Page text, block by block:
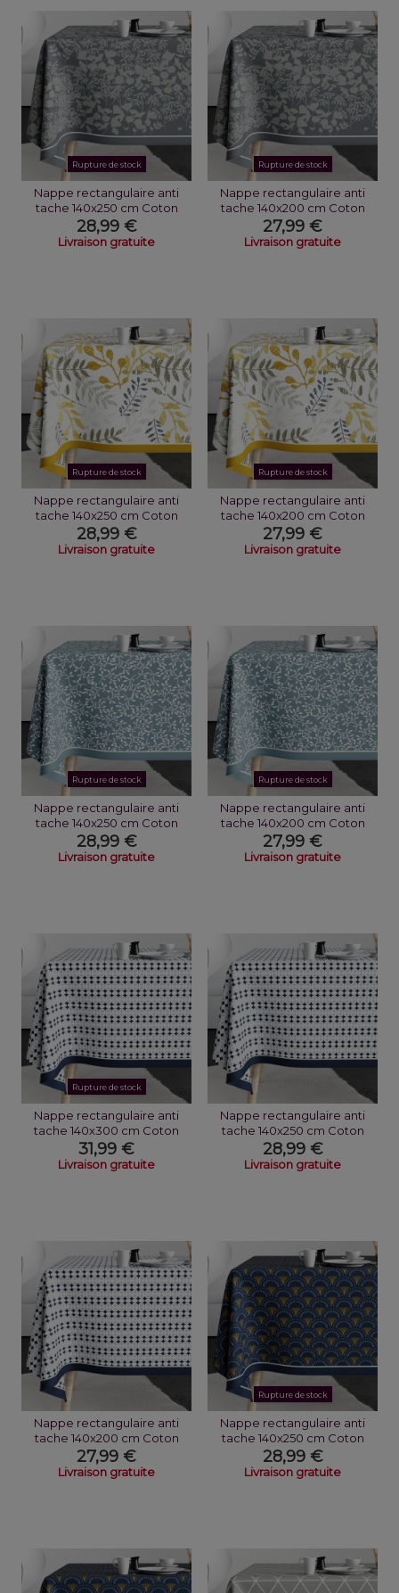
Rupture de stock
Nappe rectangulaire anti
tache 140x250 cm Coton
Fouga
28,99 €
Livraison gratuite
Rupture de stock
Nappe rectangulaire anti
tache 140x200 cm Coton
Fouga
27,99 €
Livraison gratuite
Rupture de stock
Nappe rectangulaire anti
tache 140x250 cm Coton
Brousse
28,99 €
Livraison gratuite
Rupture de stock
Nappe rectangulaire anti
tache 140x200 cm Coton
Brousse
27,99 €
Livraison gratuite
Rupture de stock
Nappe rectangulaire anti
tache 140x250 cm Coton
Brindille...
28,99 €
Livraison gratuite
Rupture de stock
Nappe rectangulaire anti
tache 140x200 cm Coton
Brindille...
27,99 €
Livraison gratuite
Rupture de stock
Nappe rectangulaire anti
tache 140x300 cm Coton
Verana
31,99 €
Livraison gratuite
Nappe rectangulaire anti
tache 140x250 cm Coton
Verana
28,99 €
Livraison gratuite
Nappe rectangulaire anti
tache 140x200 cm Coton
Verana
27,99 €
Livraison gratuite
Rupture de stock
Nappe rectangulaire anti
tache 140x250 cm Coton
Uchiwa
28,99 €
Livraison gratuite